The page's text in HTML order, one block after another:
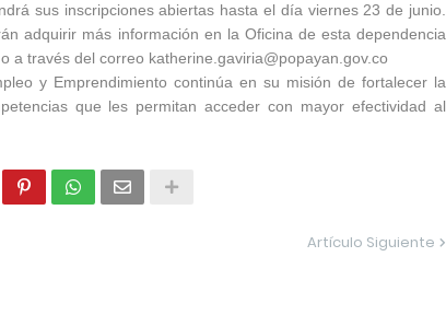
sus inscripciones abiertas hasta el día viernes 23 de junio.
adquirir más información en la Oficina de esta dependencia
a través del correo katherine.gaviria@popayan.gov.co
y Emprendimiento continúa en su misión de fortalecer la
que les permitan acceder con mayor efectividad al
Artículo Siguiente